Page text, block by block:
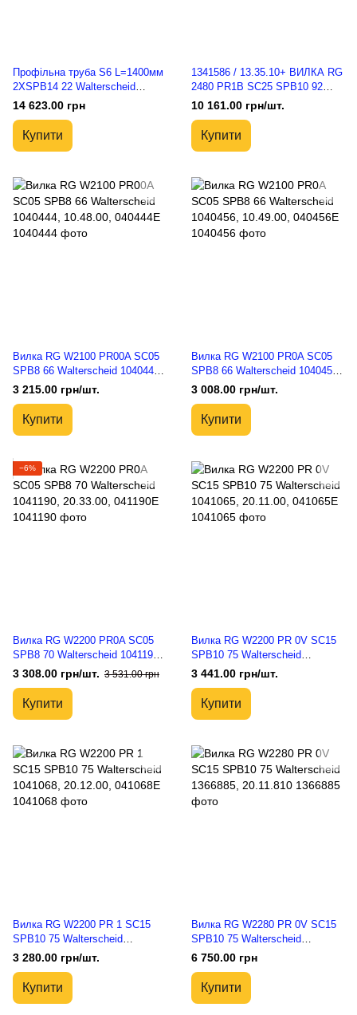
Профільна труба S6 L=1400мм
2XSPB14 22 Walterscheid
1123390, 75.46.112
14 623.00 грн
Купити
1341586 / 13.35.10+ ВИЛКА RG
2480 PR1B SC25 SPB10 92
Walterscheid
10 161.00 грн/шт.
Купити
Вилка RG W2100 PR00A SC05
SPB8 66 Walterscheid 1040444,
10.48.00, 040444E
3 215.00 грн/шт.
Купити
Вилка RG W2100 PR0A SC05
SPB8 66 Walterscheid 1040456,
10.49.00, 040456E
3 008.00 грн/шт.
Купити
−6%
Вилка RG W2200 PR0A SC05
SPB8 70 Walterscheid 1041190,
20.33.00, 041190E
3 308.00 грн/шт. 3 531.00 грн
Купити
Вилка RG W2200 PR 0V SC15
SPB10 75 Walterscheid
1041065, 20.11.00, 041065E
3 441.00 грн/шт.
Купити
Вилка RG W2200 PR 1 SC15
SPB10 75 Walterscheid
1041068, 20.12.00, 041068E
3 280.00 грн/шт.
Купити
Вилка RG W2280 PR 0V SC15
SPB10 75 Walterscheid
1366885, 20.11.810
6 750.00 грн
Купити